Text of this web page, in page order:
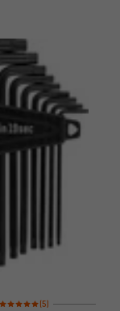
Valoración media: 5 de 5
(5)